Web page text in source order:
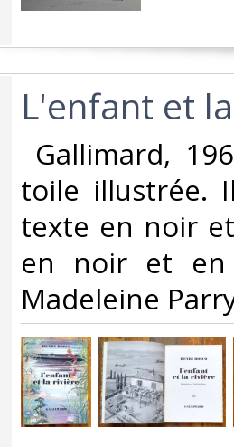
‎L'enfant et
Gallimard,
toile illustrée.
texte en noir
en noir et en
Madeleine